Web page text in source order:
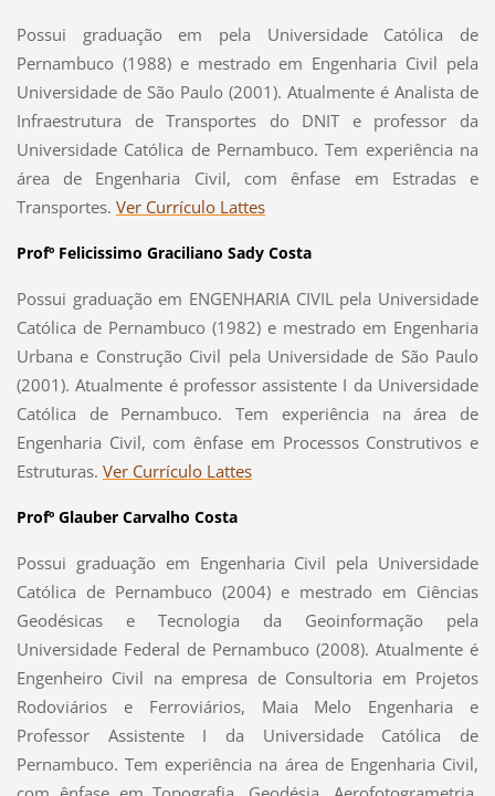
Possui graduação em pela Universidade Católica de
Pernambuco (1988) e mestrado em Engenharia Civil pela
Universidade de São Paulo (2001). Atualmente é Analista de
Infraestrutura de Transportes do DNIT e professor da
Universidade Católica de Pernambuco. Tem experiência na
área de Engenharia Civil, com ênfase em Estradas e
Transportes. Ver Currículo Lattes
Profº Felicissimo Graciliano Sady Costa
Possui graduação em ENGENHARIA CIVIL pela Universidade
Católica de Pernambuco (1982) e mestrado em Engenharia
Urbana e Construção Civil pela Universidade de São Paulo
(2001). Atualmente é professor assistente I da Universidade
Católica de Pernambuco. Tem experiência na área de
Engenharia Civil, com ênfase em Processos Construtivos e
Estruturas. Ver Currículo Lattes
Profº Glauber Carvalho Costa
Possui graduação em Engenharia Civil pela Universidade
Católica de Pernambuco (2004) e mestrado em Ciências
Geodésicas e Tecnologia da Geoinformação pela
Universidade Federal de Pernambuco (2008). Atualmente é
Engenheiro Civil na empresa de Consultoria em Projetos
Rodoviários e Ferroviários, Maia Melo Engenharia e
Professor Assistente I da Universidade Católica de
Pernambuco. Tem experiência na área de Engenharia Civil,